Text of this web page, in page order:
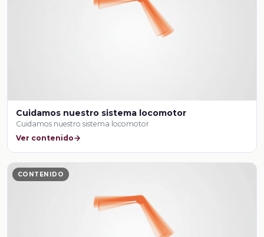
Cuidamos nuestro sistema locomotor
Cuidamos nuestro sistema locomotor
Ver contenido
CONTENIDO